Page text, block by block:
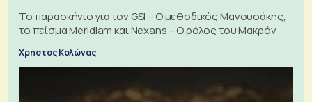
Το παρασκήνιο για τον GSI – Ο μεθοδικός Μανουσάκης,
το πείσμα Meridiam και Nexans – Ο ρόλος του Μακρόν
Χρήστος Κολώνας